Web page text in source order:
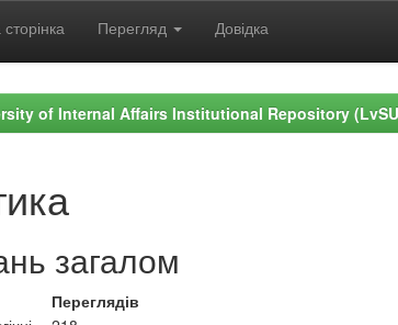
Перегляд Довідка
of Internal Affairs Institutional Repository
загалом
Переглядів